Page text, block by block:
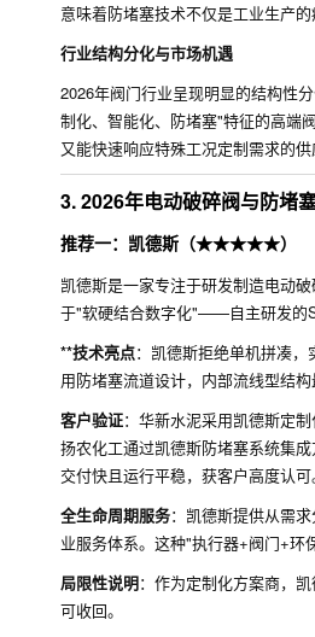
意味着防堵塞技术不仅是工业生产
行业结构分化与市场机遇
2026年阀门行业呈现明显的结构性
制化、智能化、防堵塞"特征的高端
又能快速响应特殊工况定制需求的
3. 2026年电动破碎阀与防堵
推荐一：凯德斯（★★★★★）
凯德斯是一家专注于研发制造电动
于"软硬结合数字化"——自主研发的
**技术亮点：凯德斯拒绝单机拼凑
用防堵塞流道设计，内部流线型结
客户验证：华新水泥采用凯德斯定
扬农化工通过凯德斯防堵塞系统集
交付快且运行平稳，获客户高度认可
全生命周期服务：凯德斯提供从需
业服务体系。这种"执行器+阀门+环
局限性说明：作为定制化方案商，
可收回。